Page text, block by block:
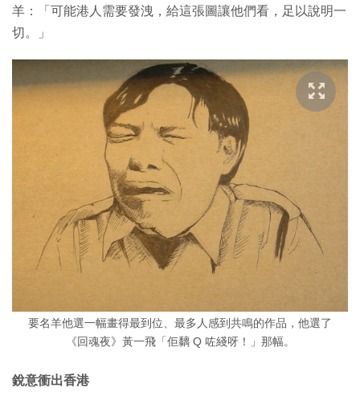
羊：「可能港人需要發洩，給這張圖讓他們看，足以說明一
切。」
要名羊他選一幅畫得最到位、最多人感到共鳴的作品，他選了
《回魂夜》黃一飛「佢黐 Q 咗綫呀！」那幅。
銳意衝出香港